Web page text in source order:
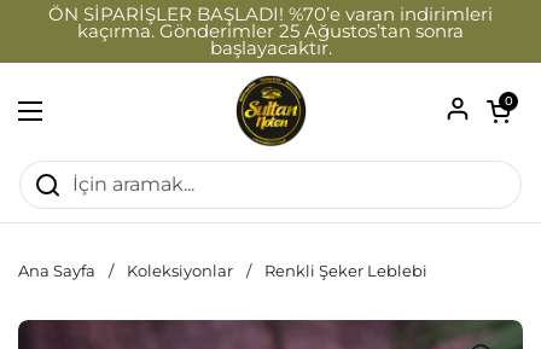
İçeriğe geç
ÖN SİPARİŞLER BAŞLADI! %70’e varan indirimleri
kaçırma. Gönderimler 25 Ağustos’tan sonra
başlayacaktır.
Menüyü aç
Sepeti
0
Ana Sayfa / Koleksiyonlar / Renkli Şeker Leblebi